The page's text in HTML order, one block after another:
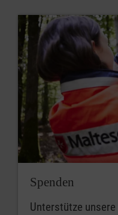
Spenden
Unterstütze